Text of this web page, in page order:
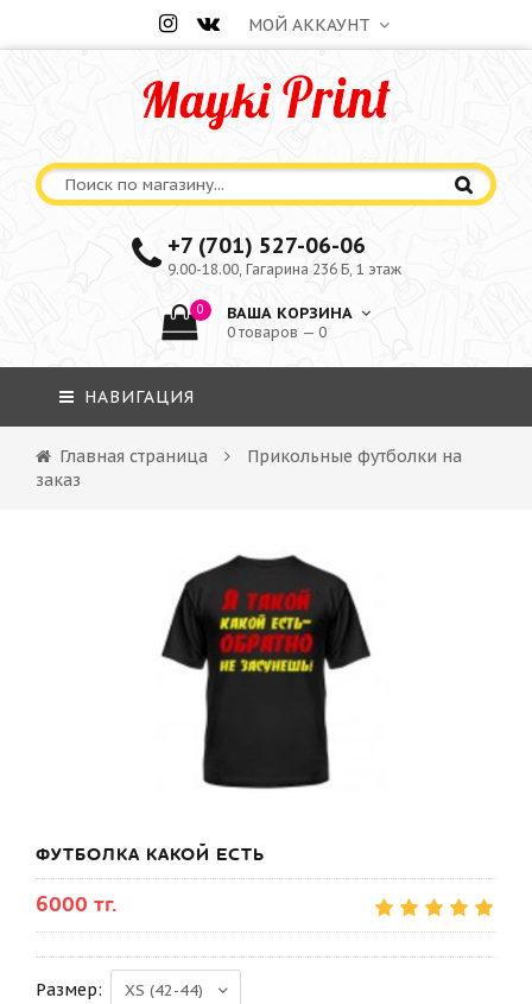
МОЙ АККАУНТ
+7 (701) 527-06-06
9.00-18.00, Гагарина 236 Б, 1 этаж
0 ВАША КОРЗИНА
0 товаров — 0
НАВИГАЦИЯ
Главная страница
Прикольные футболки на
заказ
ФУТБОЛКА КАКОЙ ЕСТЬ
6000 тг.
Размер: